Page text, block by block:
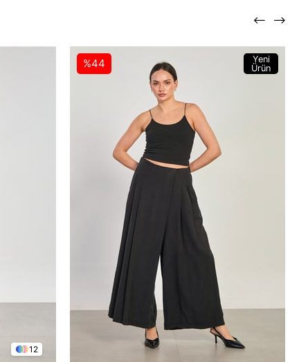
12
%44
Yeni
Ürün